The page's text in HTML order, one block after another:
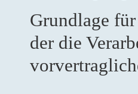
Grundlage
der die